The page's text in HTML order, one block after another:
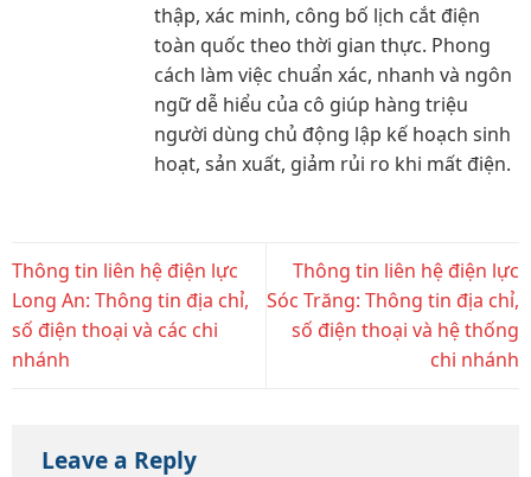
thập, xác minh, công bố lịch cắt điện
toàn quốc theo thời gian thực. Phong
cách làm việc chuẩn xác, nhanh và ngôn
ngữ dễ hiểu của cô giúp hàng triệu
người dùng chủ động lập kế hoạch sinh
hoạt, sản xuất, giảm rủi ro khi mất điện.
Thông tin liên hệ điện lực
Long An: Thông tin địa chỉ,
số điện thoại và các chi
nhánh
Thông tin liên hệ điện lực
Sóc Trăng: Thông tin địa chỉ,
số điện thoại và hệ thống
chi nhánh
Leave a Reply